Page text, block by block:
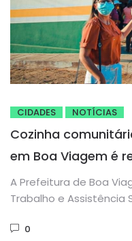
CIDADES NOTÍCIAS
Cozinha
em Boa Viagem é
A Prefeitura de Boa
Trabalho e Assistência
0